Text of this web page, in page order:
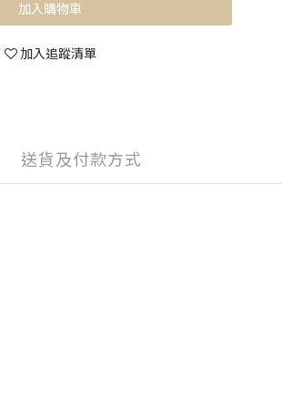
加入購物車
加入追蹤清單
送貨及付款方式